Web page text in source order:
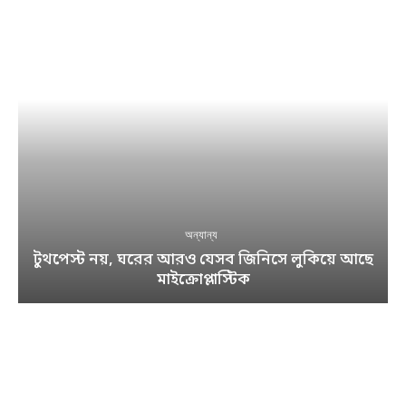
অন্যান্য
টুথপেস্ট নয়, ঘরের আরও যেসব জিনিসে লুকিয়ে আছে
মাইক্রোপ্লাস্টিক